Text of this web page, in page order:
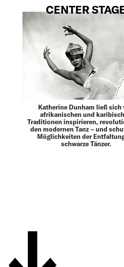
CENTER
Katherine Dunham ließ sich
afrikanischen und
Traditionen inspirieren,
den modernen Tanz – und
Möglichkeiten der
schwarze Tänzer.